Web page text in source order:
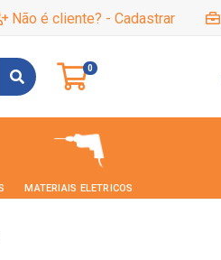
Não é cliente? - Cadastrar
0
MATERIAIS ELETRICOS